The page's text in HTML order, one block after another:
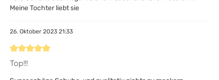
Meine Tochter liebt sie
26. Oktober 2023 21:33
Bewertung mit 5 von 5 Sternen
Top!!!